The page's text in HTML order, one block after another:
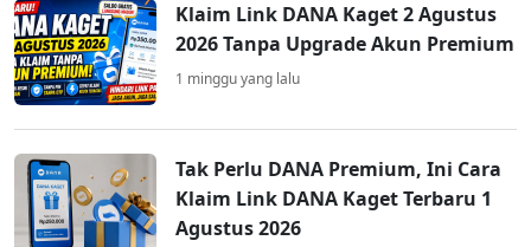
Klaim Link DANA Kaget 2 Agustus
2026 Tanpa Upgrade Akun Premium
1 minggu yang lalu
Tak Perlu DANA Premium, Ini Cara
Klaim Link DANA Kaget Terbaru 1
Agustus 2026